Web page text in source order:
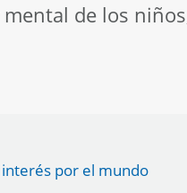
de los
interés por el mundo